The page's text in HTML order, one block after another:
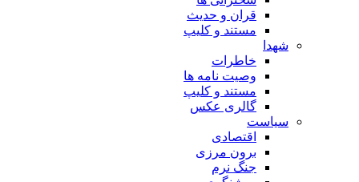
قران و حدیث
مستند و کلیپ
شهدا
خاطرات
وصیت نامه ها
مستند و کلیپ
گالری عکس
سیاست
اقتصادی
برون مرزی
جنگ نرم